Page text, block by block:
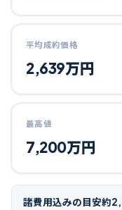
平均成約価格
2,639万円
最高値
7,200万円
諸費用込みの目安約